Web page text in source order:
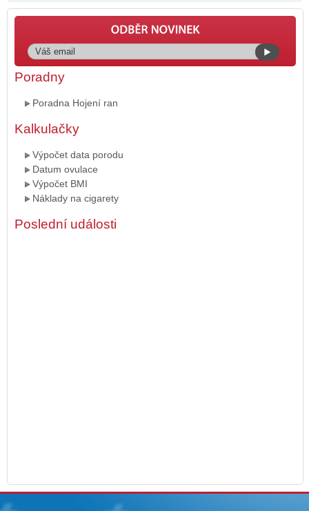
Poradny
Poradna Hojení ran
Kalkulačky
Výpočet data porodu
Datum ovulace
Výpočet BMI
Náklady na cigarety
Poslední události